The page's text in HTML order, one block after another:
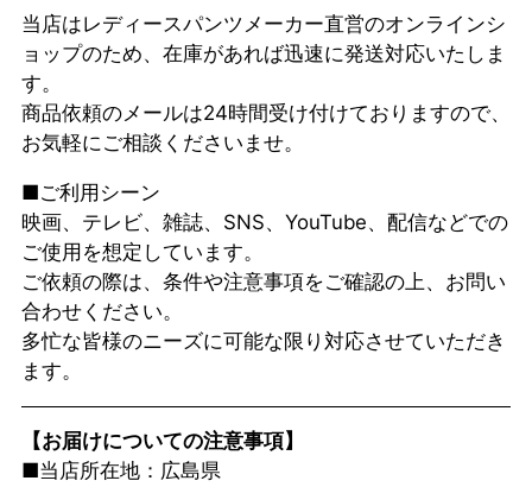
当店はレディースパンツメーカー直営のオンラインシ
ョップのため、在庫があれば迅速に発送対応いたしま
す。
商品依頼のメールは24時間受け付けておりますので、
お気軽にご相談くださいませ。
■ご利用シーン
映画、テレビ、雑誌、SNS、YouTube、配信などでの
ご使用を想定しています。
ご依頼の際は、条件や注意事項をご確認の上、お問い
合わせください。
多忙な皆様のニーズに可能な限り対応させていただき
ます。
【お届けについての注意事項】
■当店所在地：広島県